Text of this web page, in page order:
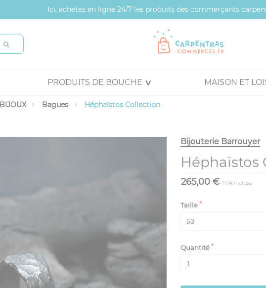
Ici, achetez en ligne 24/7 les produits des commerçants
PRODUITS DE BOUCHE MAISON ET
BIJOUX Bagues Héphaïstos Collection
Bijouterie Barrouyer
Héphaïstos
265,00 € TVA incluse
Taille
Quantité